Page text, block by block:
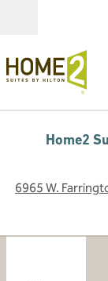
Home2
6965 W.